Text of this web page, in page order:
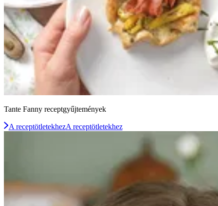
Tante Fanny receptgyűjtemények
A receptötletekhezA receptötletekhez